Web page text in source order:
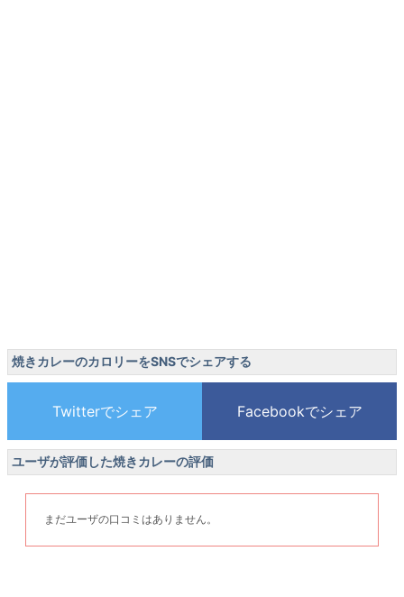
焼きカレーのカロリーをSNSでシェアする
ユーザが評価した焼きカレーの評価
まだユーザの口コミはありません。